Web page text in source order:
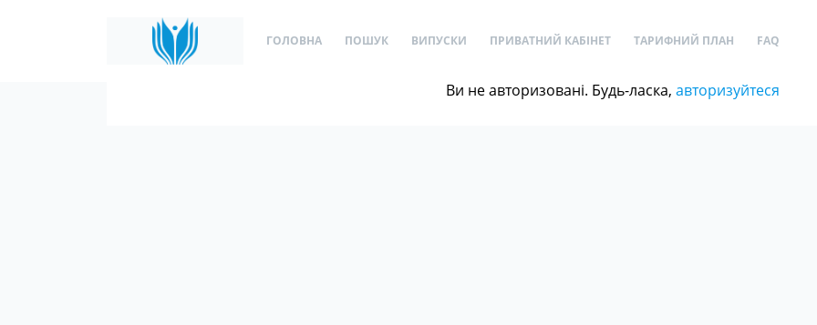
ГОЛОВНА ПОШУК ВИПУСКИ ПРИВАТНИЙ КАБІНЕТ ТАРИФНИЙ ПЛАН FAQ
Ви не авторизовані. Будь-ласка, авторизуйтеся